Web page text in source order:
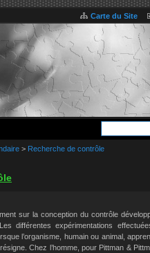
Carte du Site
> Recherche de contrôle
sur la conception du contrôle
différentes expérimentations
l’organisme, humain ou animal,
Chez l’homme, pour Pittman &